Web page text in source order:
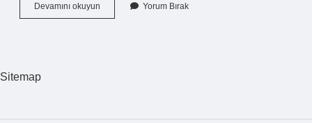
Devamını okuyun Afrikada
Hangi
Yorum Bırak
Sitemap